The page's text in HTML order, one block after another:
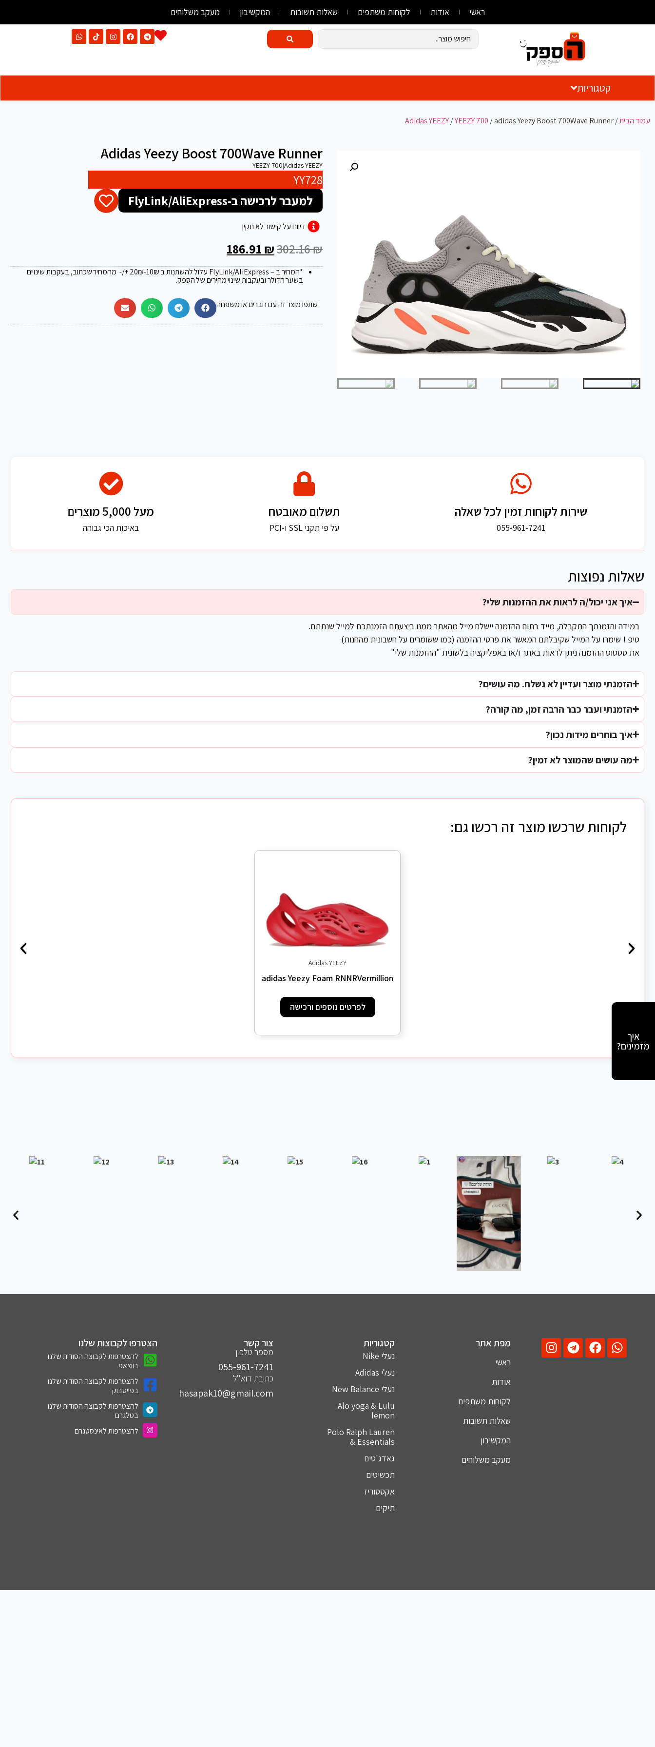
ראשי אודות לקוחות משתפים שאלות תשובות המקשיבון מעקב משלוחים
קטגוריות
עמוד הבית/
Adidas YEEZY/YEEZY 700 / adidas Yeezy Boost 700Wave Runner
Adidas Yeezy Boost 700Wave Runner
Adidas YEEZY
|
YEEZY 700
YY728
למעבר לרכישה ב-FlyLink/AliExpress
דיווח על קישור לא תקין
302.16₪
186.91 ₪
*המחיר ב – FlyLink/AliExpress עלול להשתנות ב 20 ₪
-10₪ +/- מהמחיר שכתוב, בעקבות שינויים
בשער הדולר ובעקבות שינוי מחירים של הספק.
שתפו מוצר זה עם חברים או משפחה
איך אני יכול/ה לראות את ההזמנות שלי?
במידה והזמנתך התקבלה, מייד בתום ההזמנה יישלח מייל מהאתר ממנו ביצעתם הזמנתכם למייל שנתתם.
טיפ ! שימרו על המייל שקיבלתם המאשר את פרטי ההזמנה (כמו ששומרים על חשבונית מהחנות)
את סטטוס ההזמנה ניתן לראות באתר ו/או באפליקציה בלשונית "ההזמנות שלי"
הזמנתי מוצר ועדיין לא נשלח. מה עושים?
הזמנתי ועבר כבר הרבה זמן, מה קורה?
איך בוחרים מידות נכון?
מה עושים שהמוצר לא זמין?
שאלות נפוצות
מעל 5,000 מוצרים
באיכות הכי גבוהה
תשלום מאובטח
על פי תקני SSL ו-PCI
שירות לקוחות זמין לכל שאלה
055-961-7241
לקוחות שרכשו מוצר זה רכשו גם:
Adidas YEEZY
adidas Yeezy Foam RNNRVermillion
לפרטים נוספים ורכישה
איך
מזמינים?
מפת אתר
ראשי
אודות
לקוחות משתפים
שאלות תשובות
המקשיבון
מעקב משלוחים
קטגוריות
נעלי Nike
נעלי Adidas
נעלי New Balance
Alo yoga & Lulu
lemon
Polo Ralph Lauren
& Essentials
גאדג'טים
תכשיטים
אקססוריז
תיקים
צור קשר
מספר טלפון
055-961-7241⁩
כתובת דוא''ל
hasapak10@gmail.com
הצטרפו לקבוצות שלנו
להצטרפות לקבוצה הסודית שלנו
בווצאפ
להצטרפות לקבוצה הסודית שלנו
בפייסבוק
להצטרפות לקבוצה הסודית שלנו
בטלגרם
להצטרפות לאינסטגרם